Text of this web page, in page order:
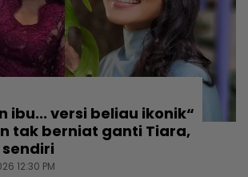
ibu... versi beliau ikonik“
tak berniat ganti Tiara,
12:30 PM